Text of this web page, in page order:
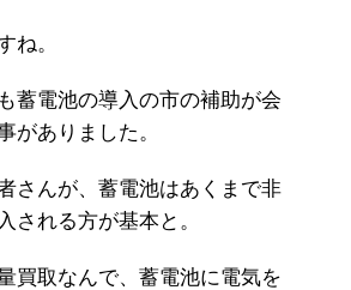
ね。
蓄電池の導入の市の補助が会
がありました。
さんが、蓄電池はあくまで非
される方が基本と。
買取なんで、蓄電池に電気を